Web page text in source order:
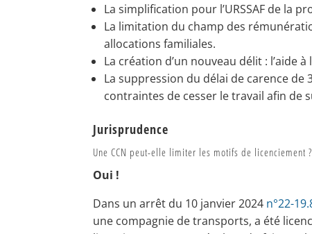
La simplification pour l’URSSAF de la
La limitation du champ des
allocations familiales.
La création d’un nouveau délit : l’aide
La suppression du délai de carence de
contraintes de cesser le travail afin de
Jurisprudence
Une CCN peut-elle limiter les motifs de licenciement ?
Oui !
Dans un arrêt du 10 janvier 2024 n°22-
une compagnie de transports, a été